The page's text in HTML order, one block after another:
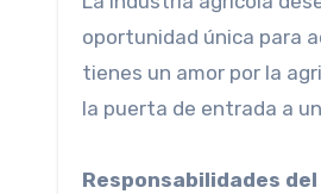
oportunidad única para
tienes un amor por la
la puerta de entrada a
Responsabilidades